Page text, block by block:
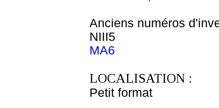
Anciens numéros
NIII5
MA6
LOCALISATION :
Petit format